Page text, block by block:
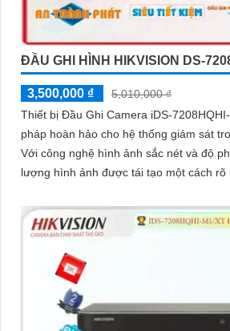
ĐẦU GHI HÌNH HIKVISION DS-
3,500,000 ₫
5,010,000 ₫
Thiết bị Đầu Ghi Camera iDS-
pháp hoàn hảo cho hệ thống giám sát
Với công nghệ hình ảnh sắc nét và độ
lượng hình ảnh được tái tạo một cách rõ